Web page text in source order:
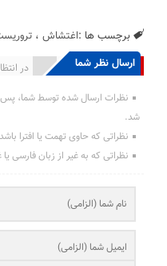
برچسب ها :اغتشاش ،
ارسال نظر شما در انتشار یافته : 0
نظرات ارسال شده توسط شما، پس
شد.
نظراتی که حاوی تهمت یا افترا
نظراتی که به غیر از زبان فارسی